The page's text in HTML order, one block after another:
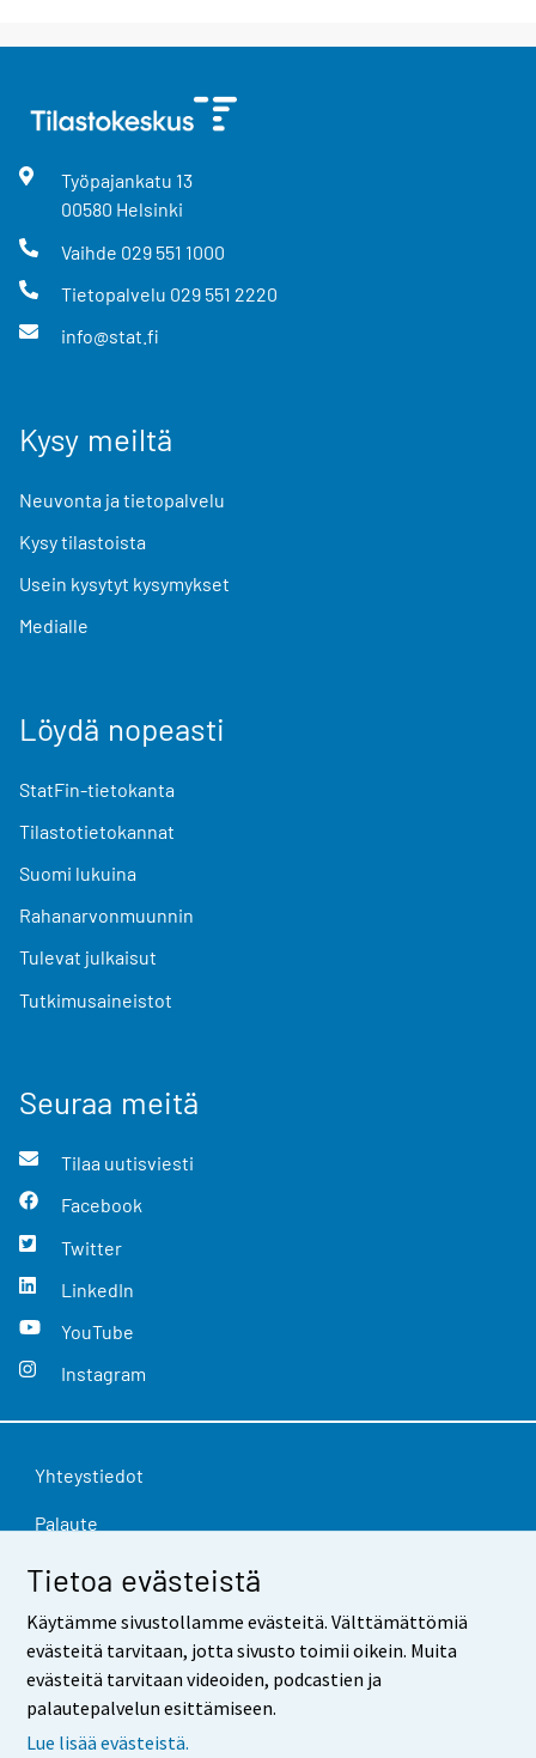
Tietoa evästeistä
Käytämme sivustollamme evästeitä. Välttämättömiä
evästeitä tarvitaan, jotta sivusto toimii oikein. Muita
evästeitä tarvitaan videoiden, podcastien ja
palautepalvelun esittämiseen.
Lue lisää evästeistä.
Työpajankatu 13
00580 Helsinki
Vaihde 029 551 1000
Tietopalvelu 029 551 2220
info@stat.fi
Kysy meiltä
Neuvonta ja tietopalvelu
Kysy tilastoista
Usein kysytyt kysymykset
Medialle
Löydä nopeasti
StatFin-tietokanta
Tilastotietokannat
Suomi lukuina
Rahanarvonmuunnin
Tulevat julkaisut
Tutkimusaineistot
Seuraa meitä
Tilaa uutisviesti
Facebook
Twitter
LinkedIn
YouTube
Instagram
Yhteystiedot
Palaute
Käyttöehdot
Tietosuoja
Tietoa sivustosta